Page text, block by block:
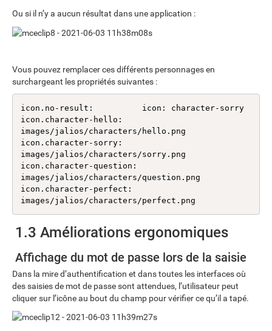
Ou si il n’y a aucun résultat dans une application :
Vous pouvez remplacer ces différents personnages en
surchargeant les propriétés suivantes :
icon.no-result:          icon: character-sorry
icon.character-hello:
images/jalios/characters/hello.png
icon.character-sorry:
images/jalios/characters/sorry.png
icon.character-question:
images/jalios/characters/question.png
icon.character-perfect:
images/jalios/characters/perfect.png
1.3 Améliorations ergonomiques
Affichage du mot de passe lors de la saisie
Dans la mire d’authentification et dans toutes les interfaces où
des saisies de mot de passe sont attendues, l’utilisateur peut
cliquer sur l’icône au bout du champ pour vérifier ce qu’il a tapé.